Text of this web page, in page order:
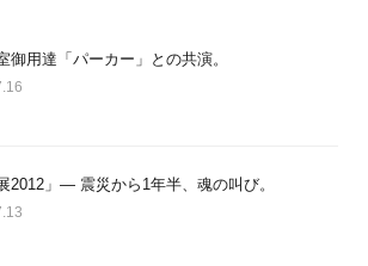
御用達「パーカー」との共演。
2012」― 震災から1年半、魂の叫び。